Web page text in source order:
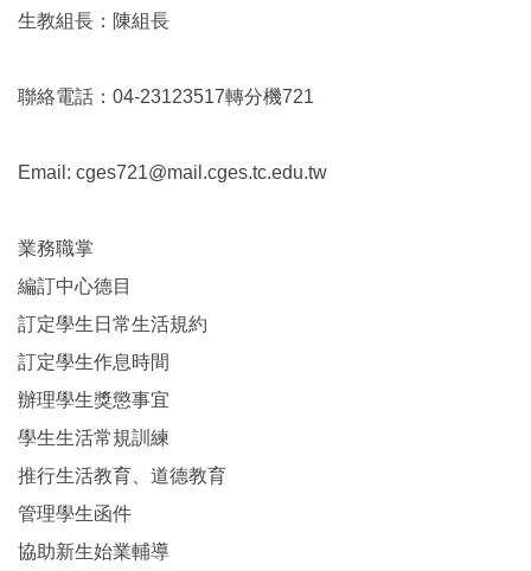
生教組長：陳組長
聯絡電話：04-23123517轉分機721
Email: cges721@mail.cges.tc.edu.tw
業務職掌
編訂中心德目
訂定學生日常生活規約
訂定學生作息時間
辦理學生獎懲事宜
學生生活常規訓練
推行生活教育、道德教育
管理學生函件
協助新生始業輔導